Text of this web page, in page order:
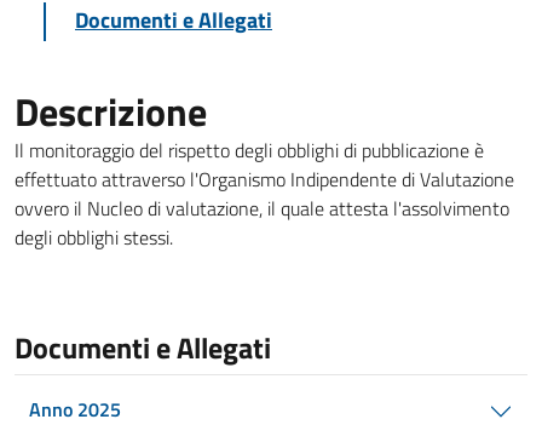
Documenti e Allegati
Descrizione
Il monitoraggio del rispetto degli obblighi di pubblicazione è
effettuato attraverso l'Organismo Indipendente di Valutazione
ovvero il Nucleo di valutazione, il quale attesta l'assolvimento
degli obblighi stessi.
Documenti e Allegati
Anno 2025